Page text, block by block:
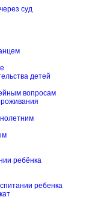
суд
детей
вопросам
ребёнка
ребенка